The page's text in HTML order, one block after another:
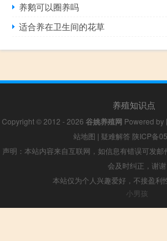
养鹅可以圈养吗
适合养在卫生间的花草
养殖知识点
Copyright © 2012 - 2026 谷姚养殖网 Powered by
站地图 | 疑难解答 陕ICP备
声明：本站内容来自互联网，如信息有错误可发
会及时纠正，谢谢
本站仅为个人兴趣爱好，不接盈利
小男孩